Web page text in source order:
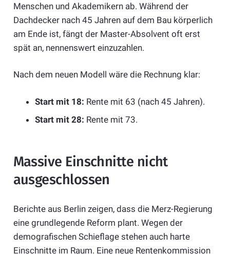
Menschen und Akademikern ab. Während der
Dachdecker nach 45 Jahren auf dem Bau körperlich
am Ende ist, fängt der Master-Absolvent oft erst
spät an, nennenswert einzuzahlen.
Nach dem neuen Modell wäre die Rechnung klar:
Start mit 18: Rente mit 63 (nach 45 Jahren).
Start mit 28: Rente mit 73.
Massive Einschnitte nicht
ausgeschlossen
Berichte aus Berlin zeigen, dass die Merz-Regierung
eine grundlegende Reform plant. Wegen der
demografischen Schieflage stehen auch harte
Einschnitte im Raum. Eine neue Rentenkommission